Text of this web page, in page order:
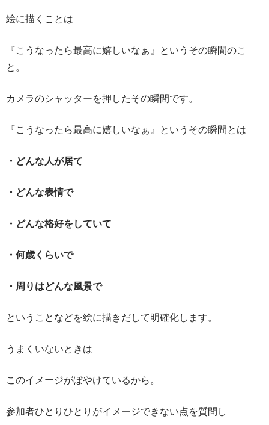
絵に描くことは
『こうなったら最高に嬉しいなぁ』というその瞬間のこ
と。
カメラのシャッターを押したその瞬間です。
『こうなったら最高に嬉しいなぁ』というその瞬間とは
・どんな人が居て
・どんな表情で
・どんな格好をしていて
・何歳くらいで
・周りはどんな風景で
ということなどを絵に描きだして明確化します。
うまくいないときは
このイメージがぼやけているから。
参加者ひとりひとりがイメージできない点を質問し